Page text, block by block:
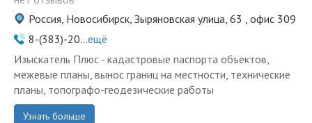
Россия, Новосибирск, Зыряновская улица, 63 , офис 309
8-(383)-20...ещё
Изыскатель Плюс - кадастровые паспорта объектов,
межевые планы, вынос границ на местности, технические
планы, топографо-геодезические работы
Узнать больше